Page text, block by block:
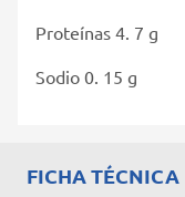
Proteínas 4. 7 g
Sodio 0. 15 g
FICHA TÉCNICA